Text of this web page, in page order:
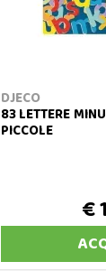
DJECO
83 LETTERE
PICCOLE
€